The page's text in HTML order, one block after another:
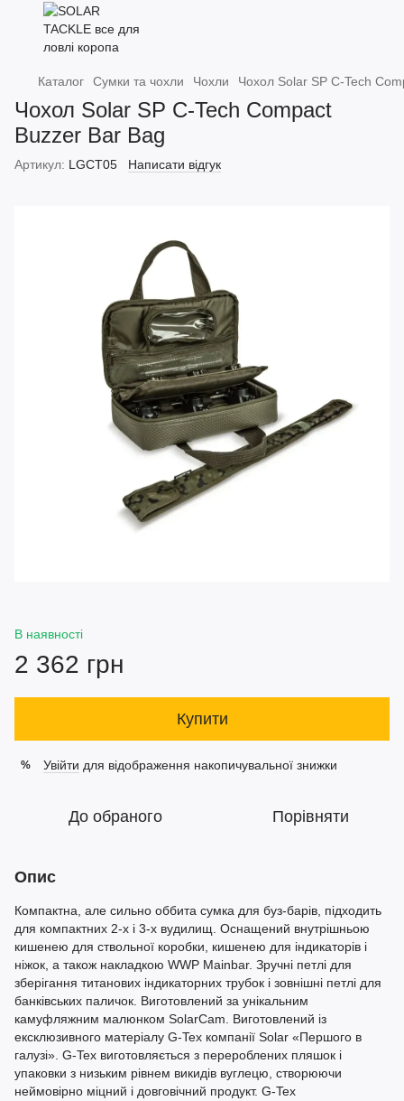
Каталог Сумки та чохли Чохли Чохол Solar SP C-Tech
Чохол Solar SP C-Tech Compact
Buzzer Bar Bag
Артикул: LGCT05 Написати відгук
В наявності
2 362 грн
Купити
% Увійти для відображення накопичувальної знижки
До обраного Порівняти
Опис
Компактна, але сильно оббита сумка для буз-барів, підходить
для компактних 2-х і 3-х вудилищ. Оснащений внутрішньою
кишенею для ствольної коробки, кишенею для індикаторів і
ніжок, а також накладкою WWP Mainbar. Зручні петлі для
зберігання титанових індикаторних трубок і зовнішні петлі для
банківських паличок. Виготовлений за унікальним
камуфляжним малюнком SolarCam. Виготовлений із
ексклюзивного матеріалу G-Tex компанії Solar «Першого в
галузі». G-Tex виготовляється з перероблених пляшок і
упаковки з низьким рівнем викидів вуглецю, створюючи
неймовірно міцний і довговічний продукт. G-Tex